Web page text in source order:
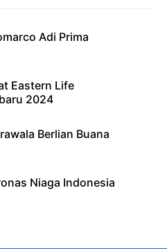
Adi Prima
Eastern Life
2024
Berlian Buana
Niaga Indonesia